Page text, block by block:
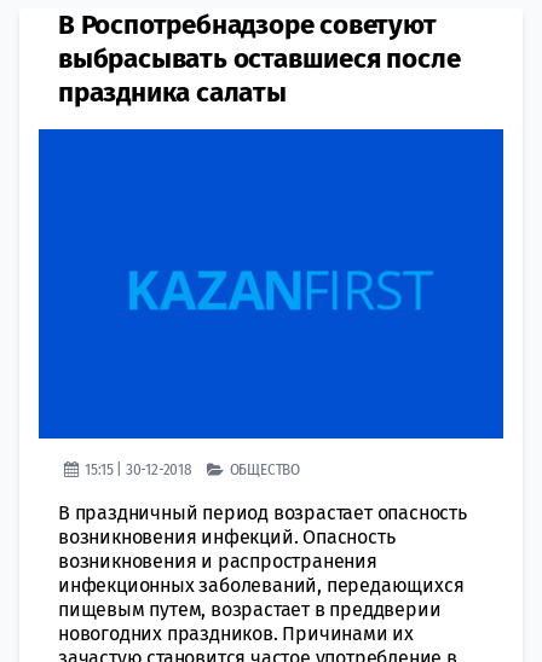
В Роспотребнадзоре советуют
выбрасывать оставшиеся после
праздника салаты
15:15 | 30-12-2018 ОБЩЕСТВО
В праздничный период возрастает опасность
возникновения инфекций. Опасность
возникновения и распространения
инфекционных заболеваний, передающихся
пищевым путем, возрастает в преддверии
новогодних праздников. Причинами их